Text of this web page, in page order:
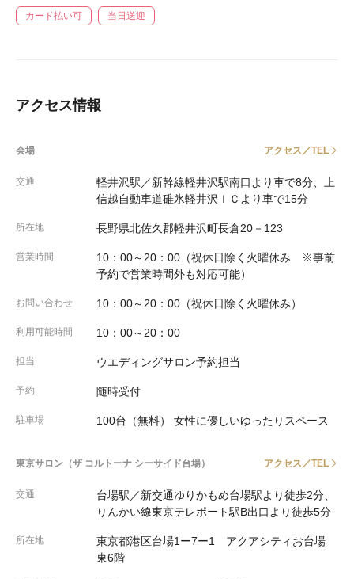
カード払い可 当日送迎
アクセス情報
会場 アクセス／TEL
交通
軽井沢駅／新幹線軽井沢駅南口より車で8分、上
信越自動車道碓氷軽井沢ＩＣより車で15分
所在地 長野県北佐久郡軽井沢町長倉20－123
営業時間
10：00～20：00（祝休日除く火曜休み ※事前
予約で営業時間外も対応可能）
お問い合わせ 10：00～20：00（祝休日除く火曜休み）
利用可能時間 10：00～20：00
担当 ウエディングサロン予約担当
予約 随時受付
駐車場 100台（無料） 女性に優しいゆったりスペース
東京サロン（ザ コルトーナ シーサイド台場） アクセス／TEL
交通
台場駅／新交通ゆりかもめ台場駅より徒歩2分、
りんかい線東京テレポート駅B出口より徒歩5分
所在地
東京都港区台場1ー7ー1 アクアシティお台場
東6階